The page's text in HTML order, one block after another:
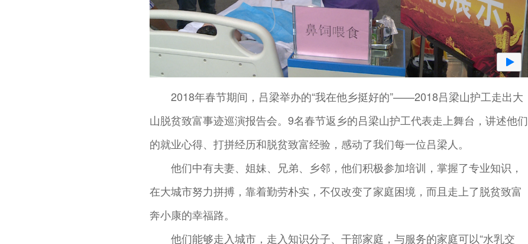
2018年春节期间，吕梁举办的“我在他乡挺好的”——2018吕梁山护工走出大
山脱贫致富事迹巡演报告会。9名春节返乡的吕梁山护工代表走上舞台，讲述他们
的就业心得、打拼经历和脱贫致富经验，感动了我们每一位吕梁人。
他们中有夫妻、姐妹、兄弟、乡邻，他们积极参加培训，掌握了专业知识，
在大城市努力拼搏，靠着勤劳朴实，不仅改变了家庭困境，而且走上了脱贫致富
奔小康的幸福路。
他们能够走入城市，走入知识分子、干部家庭，与服务的家庭可以“水乳交